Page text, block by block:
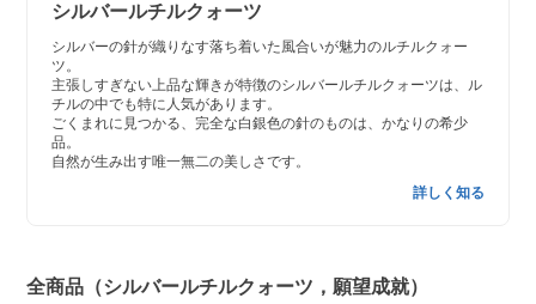
シルバールチルクォーツ
シルバーの針が織りなす落ち着いた風合いが魅力のルチルクォー
ツ。
主張しすぎない上品な輝きが特徴のシルバールチルクォーツは、ル
チルの中でも特に人気があります。
ごくまれに見つかる、完全な白銀色の針のものは、かなりの希少
品。
自然が生み出す唯一無二の美しさです。
詳しく知る
全商品（シルバールチルクォーツ，願望成就）